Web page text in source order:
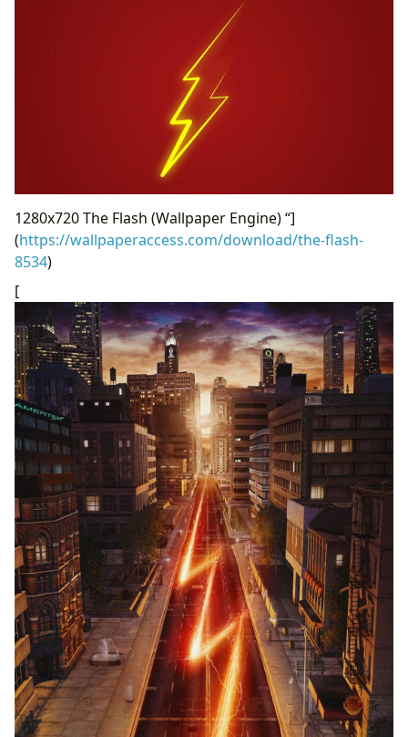
1280x720 The Flash (Wallpaper Engine) “]
(https://wallpaperaccess.com/download/the-flash-
8534)
[